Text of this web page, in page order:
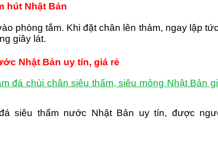
hút Nhật Bản
phòng tắm. Khi đặt chân lên thảm, ngay lập
giây lát.
Nhật Bản uy tín, giá rẻ
đá chùi chân siêu thấm, siêu mỏng Nhật Bản
siêu thấm nước Nhật Bản uy tín, được